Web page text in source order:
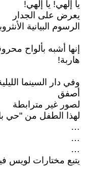
يا إلهي! يا إلهي!
يعرض على الجدار
الرسوم البيانية
إنها أشبه بألواح
هاربة!
وفي دار السينما
أصفق
لصور غير مترابطة
لهذا الطفل من "حي
…
…
…
يتبع مختارات لويس